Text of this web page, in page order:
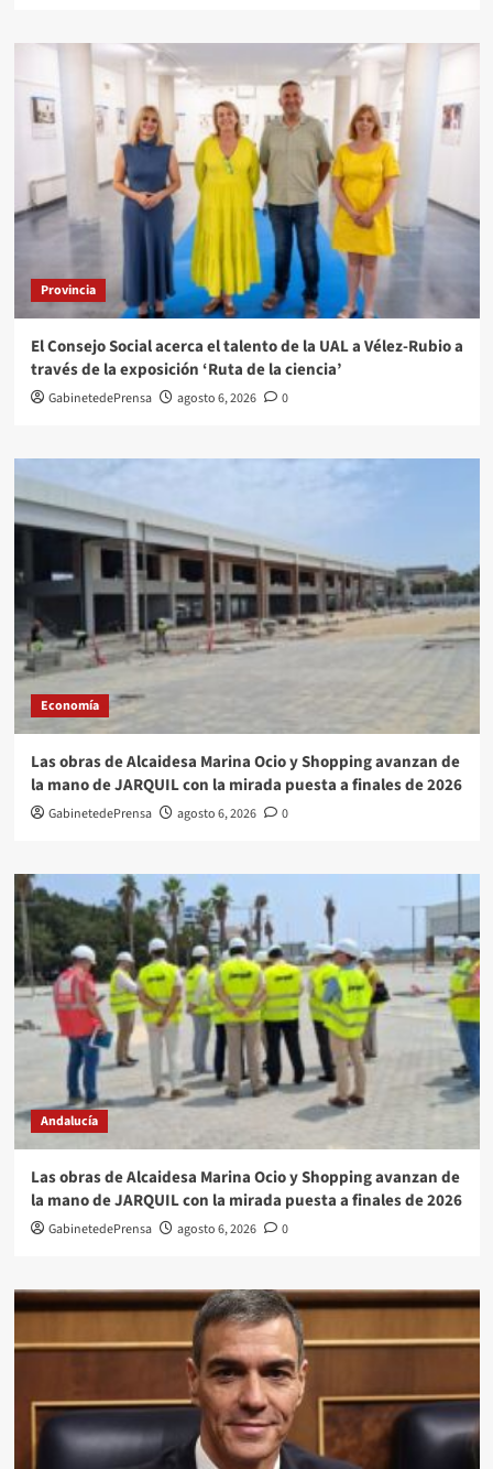
Provincia
El Consejo Social acerca el talento de la UAL a Vélez-Rubio a
través de la exposición ‘Ruta de la ciencia’
GabinetedePrensa agosto 6, 2026 0
Economía
Las obras de Alcaidesa Marina Ocio y Shopping avanzan de
la mano de JARQUIL con la mirada puesta a finales de 2026
GabinetedePrensa agosto 6, 2026 0
Andalucía
Las obras de Alcaidesa Marina Ocio y Shopping avanzan de
la mano de JARQUIL con la mirada puesta a finales de 2026
GabinetedePrensa agosto 6, 2026 0